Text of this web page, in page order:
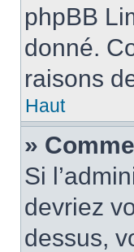
phpBB
donné.
raisons
Haut
»
Si
devriez
dessus,